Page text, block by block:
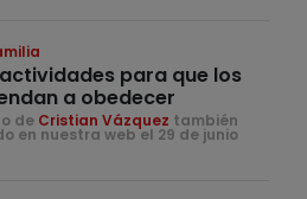
para que los
a obedecer
de Cristian Vázquez también
en nuestra web el 29 de junio